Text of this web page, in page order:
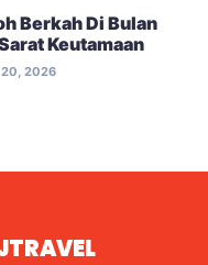
Berkah Di Bulan
Keutamaan
20, 2026